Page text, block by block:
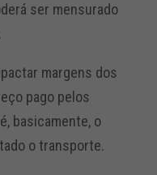
ser mensurado
margens dos
pago pelos
basicamente, o
o transporte.